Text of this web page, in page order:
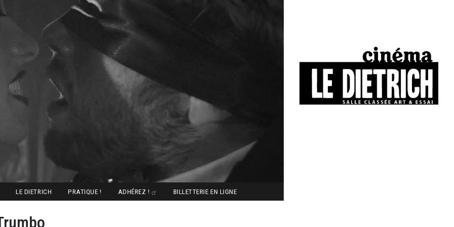
LE DIETRICH PRATIQUE ! ADHÉREZ ! BILLETTERIE EN LIGNE